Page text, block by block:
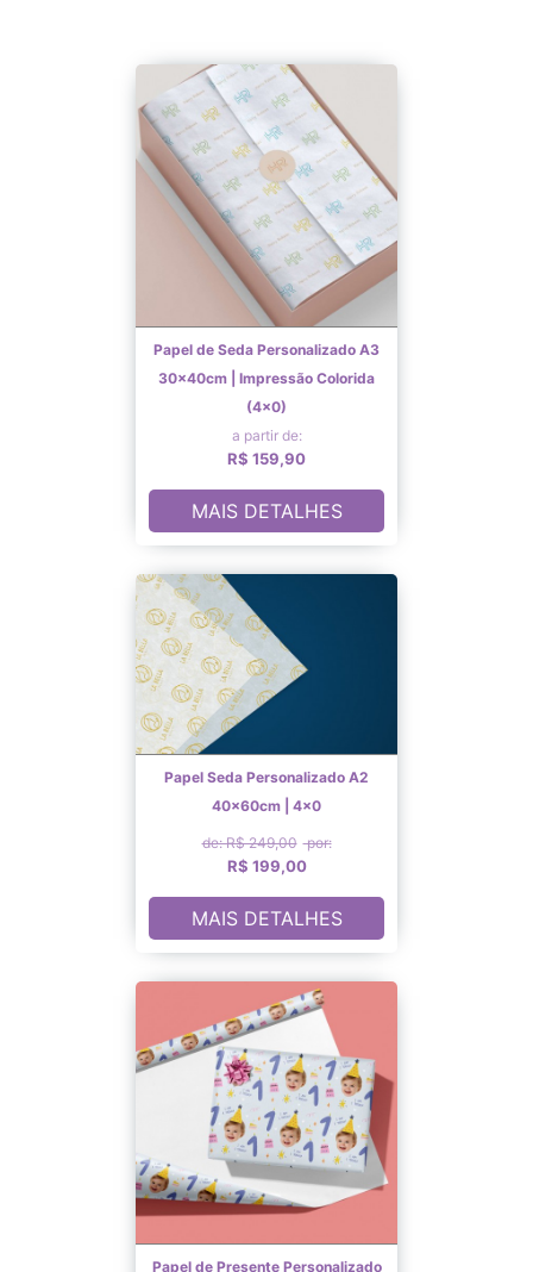
Papel de Seda Personalizado A3
30x40cm | Impressão Colorida
(4×0)
a partir de:
R$ 159,90
MAIS DETALHES
Papel Seda Personalizado A2
40x60cm | 4x0
de: R$ 249,00 por:
R$ 199,00
MAIS DETALHES
Papel de Presente Personalizado